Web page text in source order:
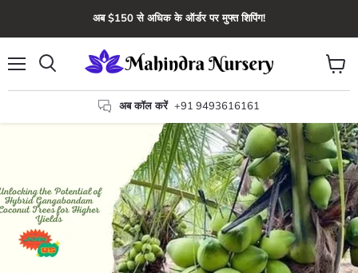
अब $150 से अधिक के ऑर्डर पर मुफ्त शिपिंग!
अब कॉल करें +91 9493616161
कार्ट
देंखे